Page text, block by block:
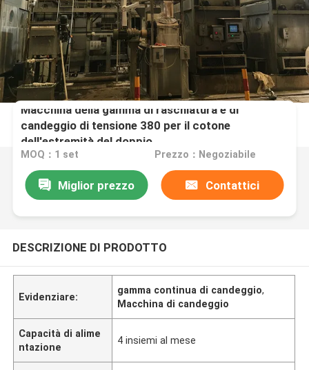
Macchina della gamma di raschiatura e di
candeggio di tensione 380 per il cotone
dell'estremità del doppio
MOQ：1 set Prezzo：Negoziabile
Miglior prezzo Contattici
DESCRIZIONE DI PRODOTTO
Evidenziare:
gamma continua di candeggio,
Macchina di candeggio
Capacità di alime
ntazione
4 insiemi al mese